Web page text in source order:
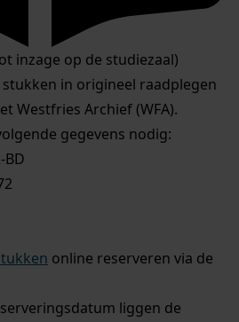
inzage op de studiezaal)
in origineel raadplegen
Westfries Archief (WFA).
gegevens nodig:
online reserveren via de
liggen de